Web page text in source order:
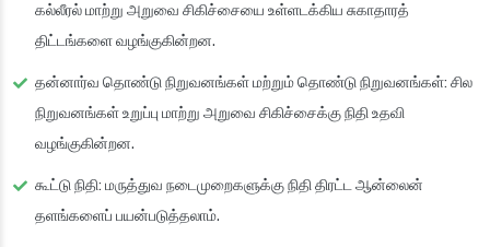
கல்லீரல் மாற்று அறுவை சிகிச்சையை உள்ளடக்கிய சுகாதாரத்
திட்டங்களை வழங்குகின்றன.
தன்னார்வ தொண்டு நிறுவனங்கள் மற்றும் தொண்டு நிறுவனங்கள்: சில
நிறுவனங்கள் உறுப்பு மாற்று அறுவை சிகிச்சைக்கு நிதி உதவி
வழங்குகின்றன.
கூட்டு நிதி: மருத்துவ நடைமுறைகளுக்கு நிதி திரட்ட ஆன்லைன்
தளங்களைப் பயன்படுத்தலாம்.